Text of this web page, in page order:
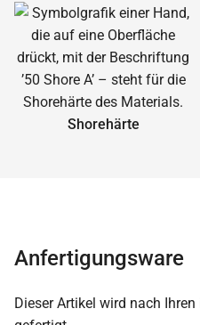
Shorehärte
Anfertigungsware
Dieser Artikel wird nach